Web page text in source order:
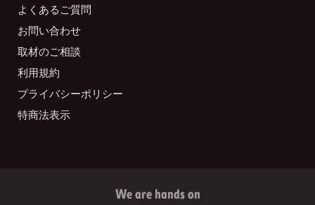
よくあるご質問
お問い合わせ
取材のご相談
利用規約
プライバシーポリシー
特商法表示
We are hands on